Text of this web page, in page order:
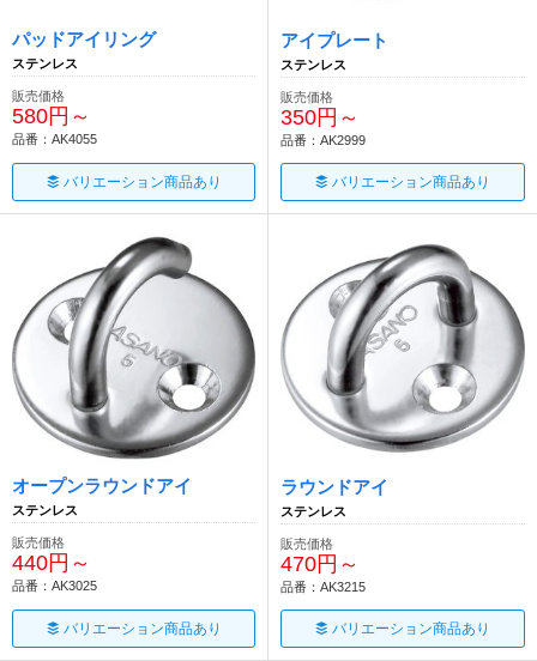
パッドアイリング
ステンレス
販売価格
580円～
品番：AK4055
バリエーション商品あり
アイプレート
ステンレス
販売価格
350円～
品番：AK2999
バリエーション商品あり
オープンラウンドアイ
ステンレス
販売価格
440円～
品番：AK3025
バリエーション商品あり
ラウンドアイ
ステンレス
販売価格
470円～
品番：AK3215
バリエーション商品あり